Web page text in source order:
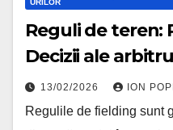
URILOR
Reguli de teren:
Decizii ale
13/02/2026 ION
Regulile de fielding sunt